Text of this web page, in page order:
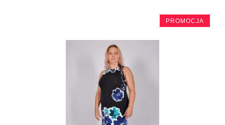
do koszyka
PROMOCJA